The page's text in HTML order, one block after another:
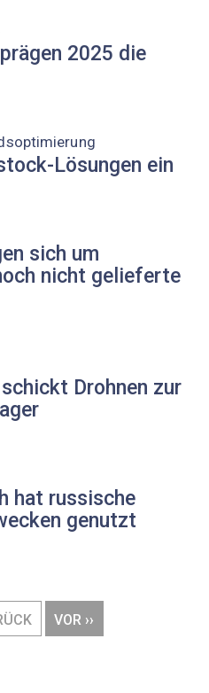
2025 die
Lösungen ein
sich um
nicht gelieferte
Drohnen zur
hat russische
genutzt
NÄCHSTE
SEITE
VOR ››